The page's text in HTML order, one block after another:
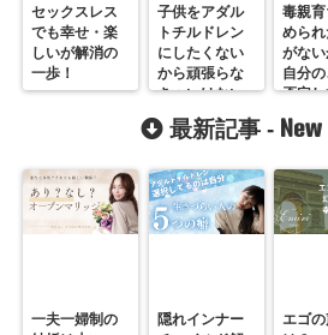
セックスレス
でも幸せ・楽
しいが解消の
一歩！
子供をアダル
トチルドレン
にしたくない
から頑張らな
きゃいけない
のにできなく
て悩みます！
毒親
められ
がない
自分
否定
最新記事 -
一夫一婦制の
隠れインナー
エゴの